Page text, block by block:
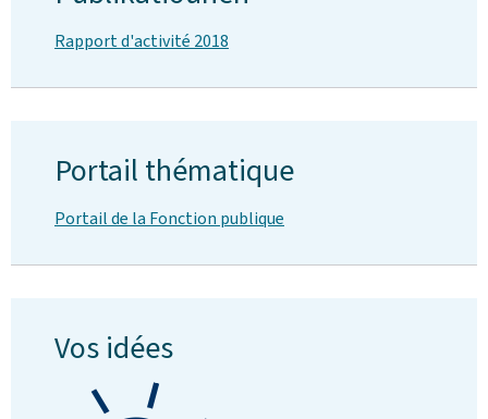
Rapport d'activité 2018
Portail thématique
Portail de la Fonction publique
Vos idées